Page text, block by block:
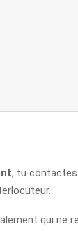
, tu
qui ne